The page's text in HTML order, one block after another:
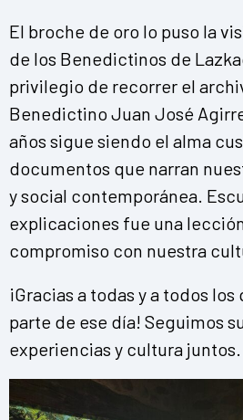
El broche de oro lo puso la
de los Benedictinos de
privilegio de recorrer el
Benedictino Juan José
años sigue siendo el alma
documentos que narran
y social contemporánea.
explicaciones fue una
compromiso con nuestra
¡Gracias a todas y a todos
parte de ese día! Seguimos
experiencias y cultura juntos.